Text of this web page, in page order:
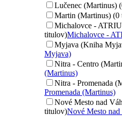
Lučenec (Martinus)
Martin (Martinus) (0
Michalovce -
titulov)Michalovce -
Myjava (Kniha
Myjava)
Nitra - Centro
(Martinus)
Nitra - Promenada
Promenada (Martinus)
Nové Mesto nad
titulov)Nové Mesto